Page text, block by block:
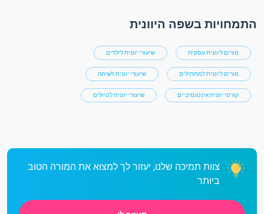
התמחויות בשפה היוונית
מורים ליוונית עסקית שיעורי יוונית לילדים
מורים ליוונית למתחילים שיעורי יוונית לשיחה
קורסי יוונית אינטנסיביים שיעורי יוונית לטיולים
צוות תמיכה שלנו, יעזור לך למצוא את המורה הטוב
ביותר